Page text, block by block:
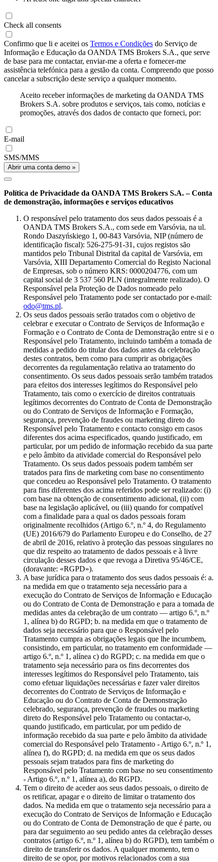
Check all consents
Confirmo que li e aceitei os Termos e Condições do Serviço de
Informação e Educação da OANDA TMS Brokers S.A., que serve
de base para me contactar, enviar-me a oferta e fornecer-me
assistência telefónica para a gestão da conta. Compreendo que posso
cancelar a subscrição deste serviço a qualquer momento.
Aceito receber informações de marketing da OANDA TMS
Brokers S.A. sobre produtos e serviços, tais como, notícias e
promoções, através dos dados de contacto que forneci, por:
E-mail
SMS/MMS
Abrir uma conta demo »
Política de Privacidade da OANDA TMS Brokers S.A. – Conta
de demonstração, informações e serviços educativos
O responsável pelo tratamento dos seus dados pessoais é a
OANDA TMS Brokers S.A., com sede em Varsóvia, na ul.
Rondo Daszyńskiego 1, 00-843 Varsóvia, NIP (número de
identificação fiscal): 526-275-91-31, cujos registos são
mantidos pelo Tribunal Distrital da capital de Varsóvia, em
Varsóvia, XIII Departamento Comercial do Registo Nacional
de Empresas, sob o número KRS: 0000204776, com um
capital social de 3 537 560 PLN (integralmente realizado). O
Responsável pela Proteção de Dados nomeado pelo
Responsável pelo Tratamento pode ser contactado por e-mail:
odo@tms.pl.
Os seus dados pessoais serão tratados com o objetivo de
celebrar e executar o Contrato de Serviços de Informação e
Formação e o Contrato de Conta de Demonstração entre si e o
Responsável pelo Tratamento, incluindo também a tomada de
medidas a pedido do titular dos dados antes da celebração
destes contratos, bem como para cumprir as obrigações
decorrentes da regulamentação relativa ao tratamento do
consentimento. Os seus dados pessoais serão também tratados
para efeitos dos interesses legítimos do Responsável pelo
Tratamento, tais como o exercício de direitos contratuais
legítimos decorrentes do Contrato de Conta de Demonstração
ou do Contrato de Serviços de Informação e Formação,
segurança, prevenção de fraudes ou marketing direto do
Responsável pelo Tratamento e contacto consigo em casos
diferentes dos acima especificados, quando justificado, em
particular, por um pedido de informação recebido da sua parte
e pelo âmbito da atividade comercial do Responsável pelo
Tratamento. Os seus dados pessoais podem também ser
tratados para fins de marketing com base no consentimento
que concedeu ao Responsável pelo Tratamento. O tratamento
para fins diferentes dos acima referidos pode ser realizado: (i)
com base na obtenção de consentimento adicional, (ii) com
base na legislação aplicável, ou (iii) quando for compatível
com a finalidade para a qual os dados pessoais foram
originalmente recolhidos (Artigo 6.º, n.º 4, do Regulamento
(UE) 2016/679 do Parlamento Europeu e do Conselho, de 27
de abril de 2016, relativo à proteção das pessoas singulares no
que diz respeito ao tratamento de dados pessoais e à livre
circulação desses dados e que revoga a Diretiva 95/46/CE,
(doravante: «RGPD»).
A base jurídica para o tratamento dos seus dados pessoais é: a.
na medida em que o tratamento seja necessário para a
execução do Contrato de Serviços de Informação e Educação
ou do Contrato de Conta de Demonstração e para a tomada de
medidas antes da celebração de um contrato — artigo 6.º, n.º
1, alínea b) do RGPD; b. na medida em que o tratamento de
dados seja necessário para que o Responsável pelo
Tratamento cumpra as obrigações legais que lhe incumbem,
consistindo, em particular, no tratamento em conformidade —
artigo 6.º, n.º 1, alínea c) do RGPD; c. na medida em que o
tratamento seja necessário para os fins decorrentes dos
interesses legítimos do Responsável pelo Tratamento, tais
como efetuar liquidações necessárias e fazer valer direitos
decorrentes do Contrato de Serviços de Informação e
Educação ou do Contrato de Conta de Demonstração
celebrado, segurança, prevenção de fraudes ou marketing
direto do Responsável pelo Tratamento ou contactar-o,
quando justificado, em particular, por um pedido de
informação recebido da sua parte e pelo âmbito da atividade
comercial do Responsável pelo Tratamento - Artigo 6.º, n.º 1,
alínea f), do RGPD; d. na medida em que os seus dados
pessoais sejam tratados para fins de marketing do
Responsável pelo Tratamento com base no seu consentimento
- Artigo 6.º, n.º 1, alínea a), do RGPD.
Tem o direito de aceder aos seus dados pessoais, o direito de
os retificar, apagar e o direito de limitar o tratamento dos
dados. Na medida em que o tratamento seja necessário para a
execução do Contrato de Serviços de Informação e Educação
ou do Contrato de Conta de Demonstração de que é parte, ou
para dar seguimento ao seu pedido antes da celebração desses
contratos (artigo 6.º, n.º 1, alínea b) do RGPD), tem também o
direito de transferir os dados. A qualquer momento, tem o
direito de se opor, por motivos relacionados com a sua